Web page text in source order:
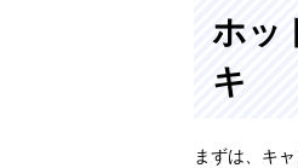
ホッ
キ
まずは、キ